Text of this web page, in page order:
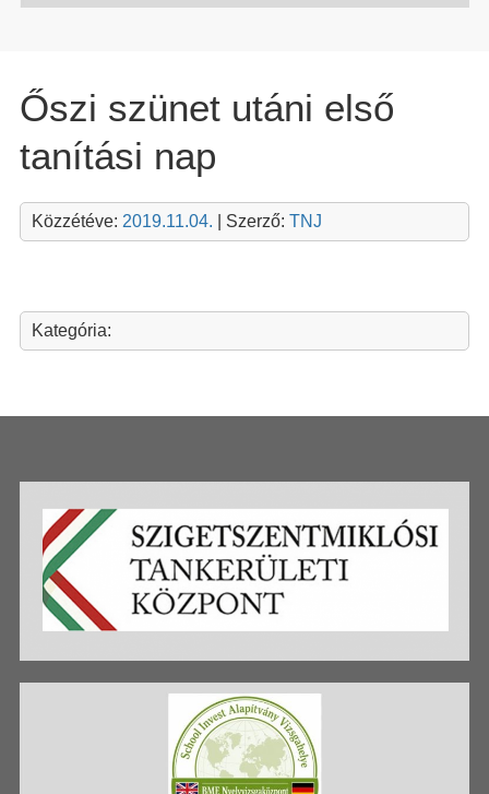
Őszi szünet utáni első
tanítási nap
Közzétéve: 2019.11.04. | Szerző: TNJ
Kategória: